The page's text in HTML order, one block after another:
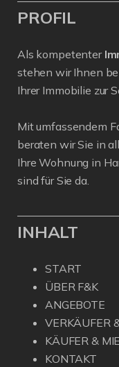
PROFIL
Als kompetenter
stehen wir Ihnen
Ihrer Immobilie zur
Mit umfassendem
beraten wir Sie in
Ihre Wohnung in
sind für Sie da.
INHALT
START
ÜBER F&K
ANGEBOTE
VERKÄUFER
KÄUFER &
KONTAKT